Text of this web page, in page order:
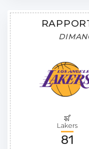
Lakers
81